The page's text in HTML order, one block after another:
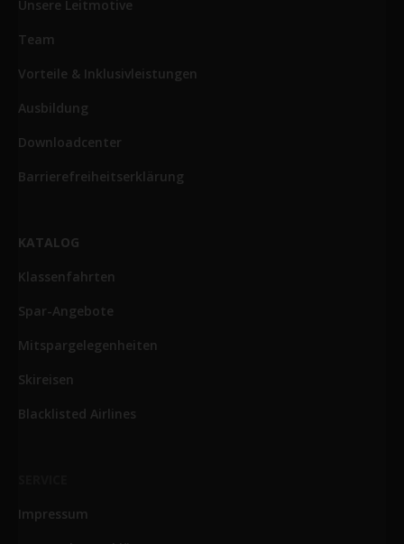
Unsere Leitmotive
Team
Vorteile & Inklusivleistungen
Ausbildung
Downloadcenter
Barrierefreiheitserklärung
KATALOG
Klassenfahrten
Spar-Angebote
Mitspargelegenheiten
Skireisen
Blacklisted Airlines
Impressum